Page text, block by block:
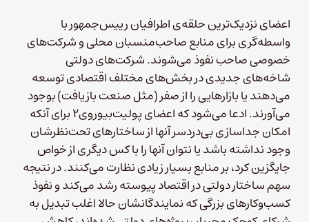
اعضای نزدیک‌ترین حلقه‌ی اطرافیان رییس‌جمهور با
واسطه‌گری برای منابع صاحب‌منسبان محلی و شرکت‌های
خصوصی صاحب نفوذ می‌شوند. شرکت‌های دولتی
شاخه‌های جدیدی در بخش‌های مختلف اقتصادی توسعه
می‌دهند یا بازارهایی را از صفر (مثل صنعت بازیافت) بوجود
می‌آورند. ادعا می‌شود که اعضای پولیت‌بیوروی۲ برای آنکه
امکان جداسازی بی‌دردسر آنها از ساختارهای تحت‌نظرشان
وجود نداشته باشد یا نتوان آنها را با کس دیگری از خواص
جایگزین کرد، بر منابع بسیار زیادی نظارت می‌کنند. در نتیجه
سهم ساختار دولتی در اقتصاد پیوسته رشد می‌کند و نفوذ
کسب‌وکارهای بزرگی که نمایندگانشان حالا اغلب تبدیل به